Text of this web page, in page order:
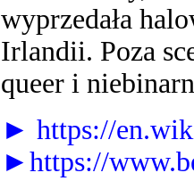
wyprzedała
Irlandii. Poza
queer i
► https://
►https://